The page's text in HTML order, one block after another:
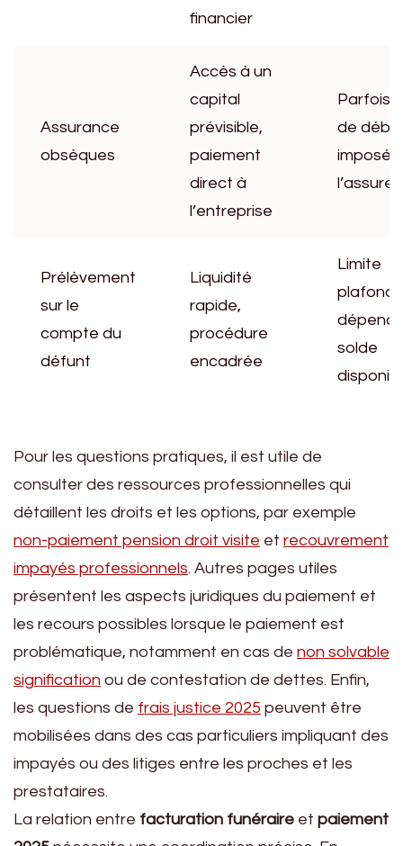
financier
Assurance
obsèques
Accès à un
capital
prévisible,
paiement
direct à
l’entreprise
Parfois
de
imposé
Prélèvement
sur le
compte du
défunt
Liquidité
rapide,
procédure
encadrée
Limite
plafond
dépend
solde
Pour les questions pratiques, il est utile de
consulter des ressources professionnelles qui
détaillent les droits et les options, par exemple
non-paiement pension droit visite et recouvrement
impayés professionnels. Autres pages utiles
présentent les aspects juridiques du paiement et
les recours possibles lorsque le paiement est
problématique, notamment en cas de non solvable
signification ou de contestation de dettes. Enfin,
les questions de frais justice 2025 peuvent être
mobilisées dans des cas particuliers impliquant des
impayés ou des litiges entre les proches et les
prestataires.
La relation entre facturation funéraire et paiement